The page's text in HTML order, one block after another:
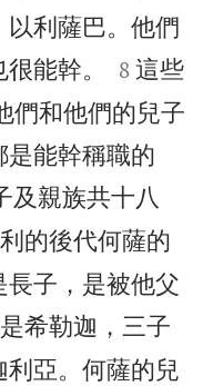
利薩巴。他們
能幹。


8 這些
們和他們的兒子
能幹稱職的
及親族共十八
的後代何薩的
子，是被他父
希勒迦，三子
亞。何薩的兒